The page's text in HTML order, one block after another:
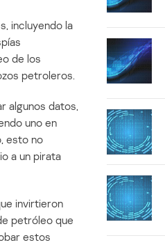
incluyendo la
de los
petroleros.
algunos datos,
uno en
esto no
a un pirata
invirtieron
petróleo que
estos